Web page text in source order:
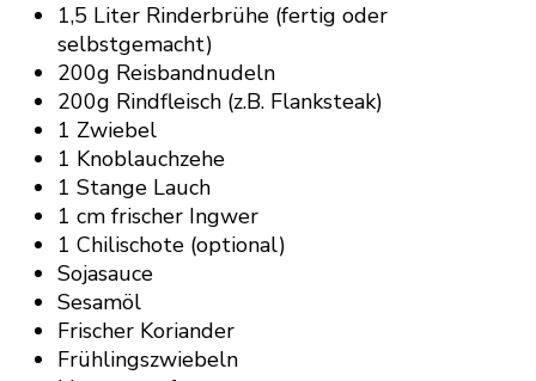
1,5 Liter Rinderbrühe (fertig oder
selbstgemacht)
200g Reisbandnudeln
200g Rindfleisch (z.B. Flanksteak)
1 Zwiebel
1 Knoblauchzehe
1 Stange Lauch
1 cm frischer Ingwer
1 Chilischote (optional)
Sojasauce
Sesamöl
Frischer Koriander
Frühlingszwiebeln